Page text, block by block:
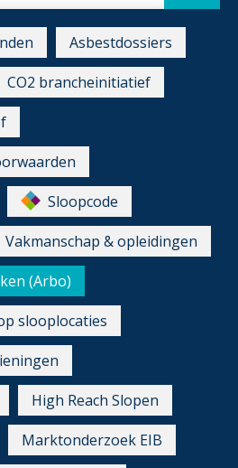
Asbestdossiers
CO2 brancheinitiatief
Sloopcode
Vakmanschap & opleidingen
(Arbo)
slooplocaties
High Reach Slopen
Marktonderzoek EIB